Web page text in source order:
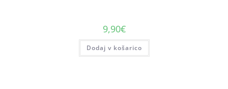
9,90€
Dodaj v košarico